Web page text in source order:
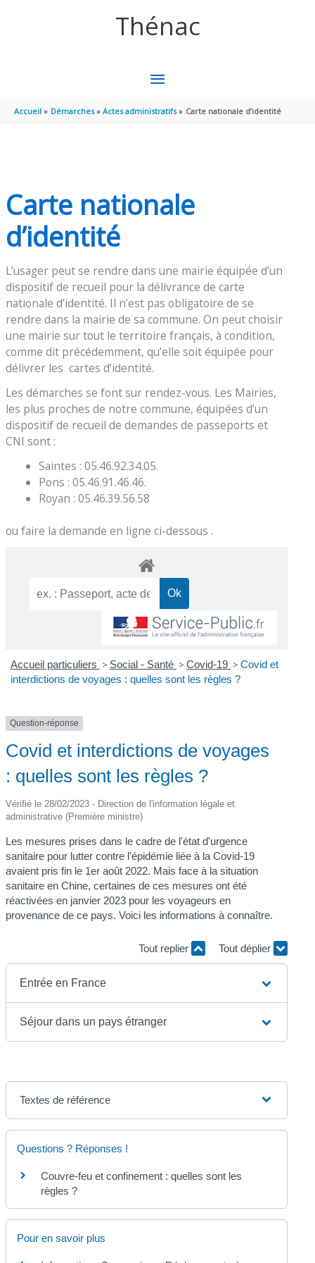
Thénac
MENU
PRINCIPAL
Accueil Démarches Actes administratifs Carte nationale d’identité
Carte nationale
d’identité
L’usager peut se rendre dans une mairie équipée d’un
dispositif de recueil pour la délivrance de carte
nationale d’identité. Il n’est pas obligatoire de se
rendre dans la mairie de sa commune. On peut choisir
une mairie sur tout le territoire français, à condition,
comme dit précédemment, qu’elle soit équipée pour
délivrer les cartes d’identité.
Les démarches se font sur rendez-vous. Les Mairies,
les plus proches de notre commune, équipées d’un
dispositif de recueil de demandes de passeports et
CNI sont :
Saintes : 05.46.92.34.05.
Pons : 05.46.91.46.46.
Royan : 05.46.39.56.58
ou faire la demande en ligne ci-dessous .
Accueil particuliers > Social - Santé > Covid-19 > Covid et
interdictions de voyages : quelles sont les règles ?
Question-réponse
Covid et interdictions de voyages
: quelles sont les règles ?
Vérifié le 28/02/2023 - Direction de l'information légale et
administrative (Première ministre)
Les mesures prises dans le cadre de l'état d'urgence
sanitaire pour lutter contre l'épidémie liée à la Covid-19
avaient pris fin le 1eraoût 2022. Mais face à la situation
sanitaire en Chine, certaines de ces mesures ont été
réactivées en janvier 2023 pour les voyageurs en
provenance de ce pays. Voici les informations à connaître.
Tout replier Tout déplier
Entrée en France
Séjour dans un pays étranger
Textes de référence
Questions ? Réponses !
Couvre-feu et confinement : quelles sont les
règles ?
Pour en savoir plus